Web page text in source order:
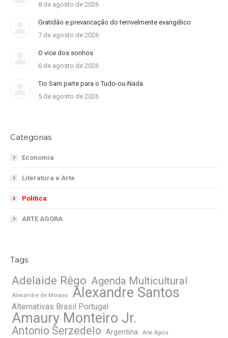
8 de agosto de 2026
Gratidão e prevaricação do terrivelmente evangélico
7 de agosto de 2026
O vice dos sonhos
6 de agosto de 2026
Tio Sam parte para o Tudo-ou-Nada
5 de agosto de 2026
Categorias
Economia
Literatura e Arte
Política
ARTE AGORA
Tags
Adelaide Rêgo Agenda Multicultural
Alexandre de Moraes Alexandre Santos
Alternativas Brasil Portugal
Amaury Monteiro Jr.
Antonio Serzedelo Argentina Arte Agora